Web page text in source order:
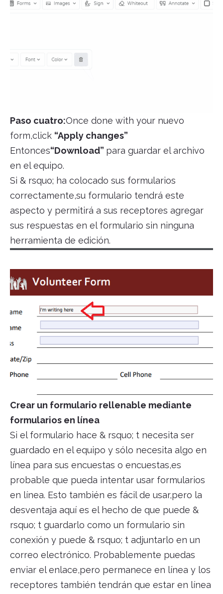
Paso cuatro:Once done with your nuevo
form,click “Apply changes”
Entonces“Download” para guardar el archivo
en el equipo.
Si & rsquo; ha colocado sus formularios
correctamente,su formulario tendrá este
aspecto y permitirá a sus receptores agregar
sus respuestas en el formulario sin ninguna
herramienta de edición.
Crear un formulario rellenable mediante
formularios en línea
Si el formulario hace & rsquo; t necesita ser
guardado en el equipo y sólo necesita algo en
línea para sus encuestas o encuestas,es
probable que pueda intentar usar formularios
en línea. Esto también es fácil de usar,pero la
desventaja aquí es el hecho de que puede &
rsquo; t guardarlo como un formulario sin
conexión y puede & rsquo; t adjuntarlo en un
correo electrónico. Probablemente puedas
enviar el enlace,pero permanece en línea y los
receptores también tendrán que estar en línea